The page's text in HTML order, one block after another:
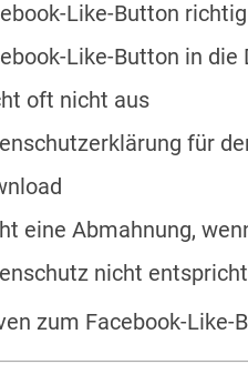
Like-Button
Like-Button in
oft nicht aus
für
eine Abmahnung,
nicht
zum Facebook-Like-